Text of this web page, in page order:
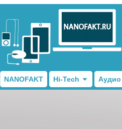
NANOFAKT Hi-Tech Аудио